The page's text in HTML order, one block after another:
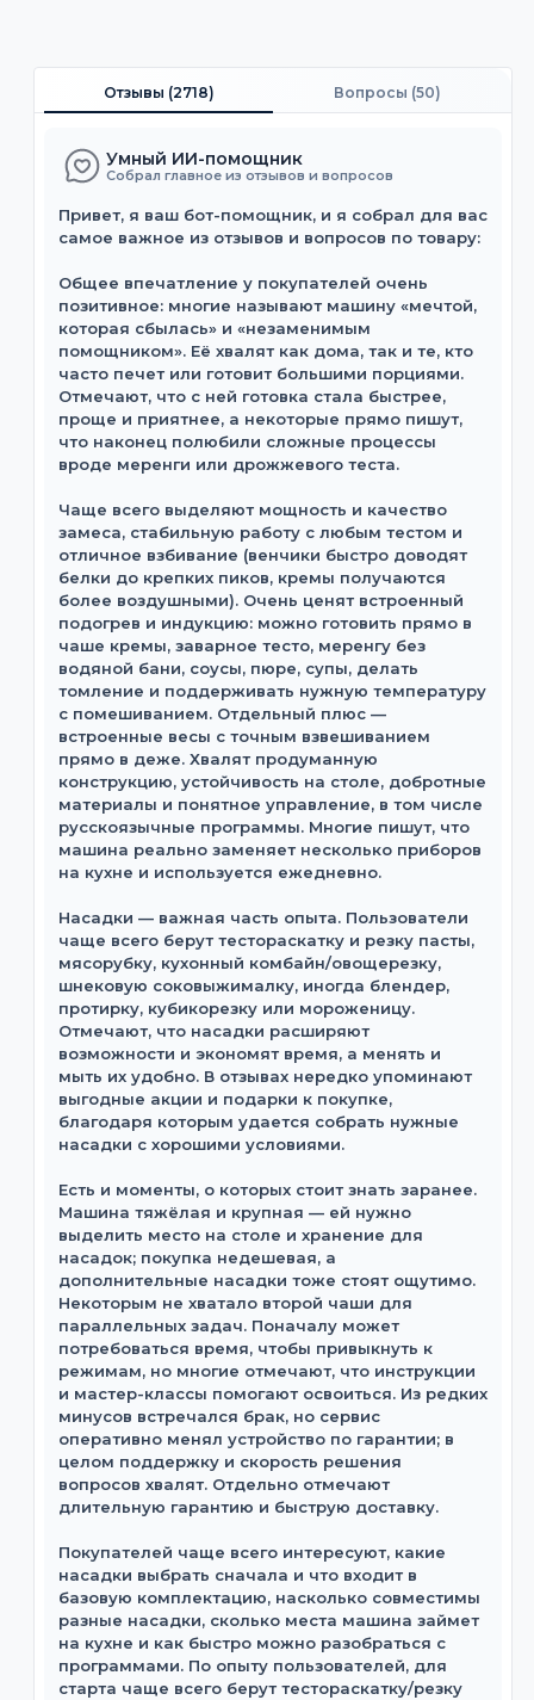
Отзывы (2718) Вопросы (50)
Умный ИИ-помощник
Собрал главное из отзывов и вопросов
Привет, я ваш бот-помощник, и я собрал для вас
самое важное из отзывов и вопросов по товару:
Общее впечатление у покупателей очень
позитивное: многие называют машину «мечтой,
которая сбылась» и «незаменимым
помощником». Её хвалят как дома, так и те, кто
часто печет или готовит большими порциями.
Отмечают, что с ней готовка стала быстрее,
проще и приятнее, а некоторые прямо пишут,
что наконец полюбили сложные процессы
вроде меренги или дрожжевого теста.
Чаще всего выделяют мощность и качество
замеса, стабильную работу с любым тестом и
отличное взбивание (венчики быстро доводят
белки до крепких пиков, кремы получаются
более воздушными). Очень ценят встроенный
подогрев и индукцию: можно готовить прямо в
чаше кремы, заварное тесто, меренгу без
водяной бани, соусы, пюре, супы, делать
томление и поддерживать нужную температуру
с помешиванием. Отдельный плюс —
встроенные весы с точным взвешиванием
прямо в деже. Хвалят продуманную
конструкцию, устойчивость на столе, добротные
материалы и понятное управление, в том числе
русскоязычные программы. Многие пишут, что
машина реально заменяет несколько приборов
на кухне и используется ежедневно.
Насадки — важная часть опыта. Пользователи
чаще всего берут тестораскатку и резку пасты,
мясорубку, кухонный комбайн/овощерезку,
шнековую соковыжималку, иногда блендер,
протирку, кубикорезку или мороженицу.
Отмечают, что насадки расширяют
возможности и экономят время, а менять и
мыть их удобно. В отзывах нередко упоминают
выгодные акции и подарки к покупке,
благодаря которым удается собрать нужные
насадки с хорошими условиями.
Есть и моменты, о которых стоит знать заранее.
Машина тяжёлая и крупная — ей нужно
выделить место на столе и хранение для
насадок; покупка недешевая, а
дополнительные насадки тоже стоят ощутимо.
Некоторым не хватало второй чаши для
параллельных задач. Поначалу может
потребоваться время, чтобы привыкнуть к
режимам, но многие отмечают, что инструкции
и мастер-классы помогают освоиться. Из редких
минусов встречался брак, но сервис
оперативно менял устройство по гарантии; в
целом поддержку и скорость решения
вопросов хвалят. Отдельно отмечают
длительную гарантию и быструю доставку.
Покупателей чаще всего интересуют, какие
насадки выбрать сначала и что входит в
базовую комплектацию, насколько совместимы
разные насадки, сколько места машина займет
на кухне и как быстро можно разобраться с
программами. По опыту пользователей, для
старта чаще всего берут тестораскатку/резку